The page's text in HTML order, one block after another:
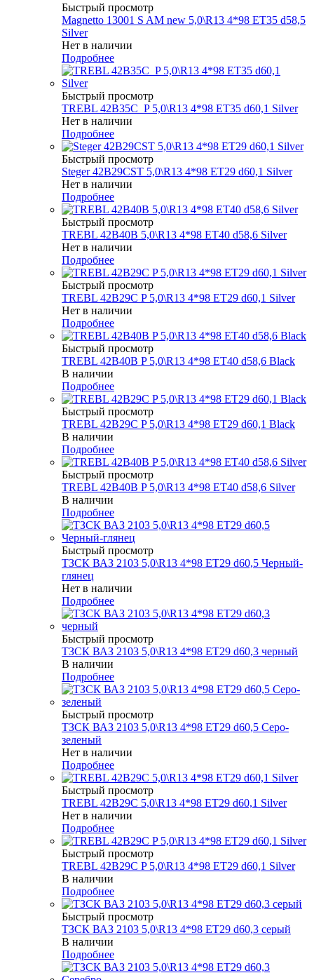
Быстрый просмотр
Magnetto 13001 S AM new 5,0\R13 4*98 ET35 d58,5
Silver
Нет в наличии
Подробнее
Быстрый просмотр
TREBL 42B35C_P 5,0\R13 4*98 ET35 d60,1 Silver
Нет в наличии
Подробнее
Быстрый просмотр
Steger 42B29CST 5,0\R13 4*98 ET29 d60,1 Silver
Нет в наличии
Подробнее
Быстрый просмотр
TREBL 42B40B 5,0\R13 4*98 ET40 d58,6 Silver
Нет в наличии
Подробнее
Быстрый просмотр
TREBL 42B29C P 5,0\R13 4*98 ET29 d60,1 Silver
Нет в наличии
Подробнее
Быстрый просмотр
TREBL 42B40B P 5,0\R13 4*98 ET40 d58,6 Black
В наличии
Подробнее
Быстрый просмотр
TREBL 42B29C P 5,0\R13 4*98 ET29 d60,1 Black
В наличии
Подробнее
Быстрый просмотр
TREBL 42B40B P 5,0\R13 4*98 ET40 d58,6 Silver
В наличии
Подробнее
Быстрый просмотр
ТЗСК ВАЗ 2103 5,0\R13 4*98 ET29 d60,5 Черный-
глянец
Нет в наличии
Подробнее
Быстрый просмотр
ТЗСК ВАЗ 2103 5,0\R13 4*98 ET29 d60,3 черный
В наличии
Подробнее
Быстрый просмотр
ТЗСК ВАЗ 2103 5,0\R13 4*98 ET29 d60,5 Серо-
зеленый
Нет в наличии
Подробнее
Быстрый просмотр
TREBL 42B29C 5,0\R13 4*98 ET29 d60,1 Silver
Нет в наличии
Подробнее
Быстрый просмотр
TREBL 42B29C P 5,0\R13 4*98 ET29 d60,1 Silver
В наличии
Подробнее
Быстрый просмотр
ТЗСК ВАЗ 2103 5,0\R13 4*98 ET29 d60,3 серый
В наличии
Подробнее